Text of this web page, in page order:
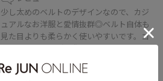
少し太めのベルトのデザインなので、カジ
ュアルなお洋服と愛情抜群◎ベルト自体も
見た目よりも柔らかく使いやすいです。ゴ
ールドのメタルが一際目立って、ベルトを
します◎